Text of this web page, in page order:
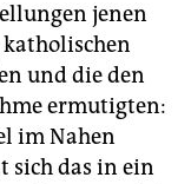
jenen
und die den
ermutigten:
im Nahen
sich das in ein